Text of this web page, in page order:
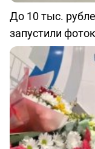
До 10 тыс.
запустили